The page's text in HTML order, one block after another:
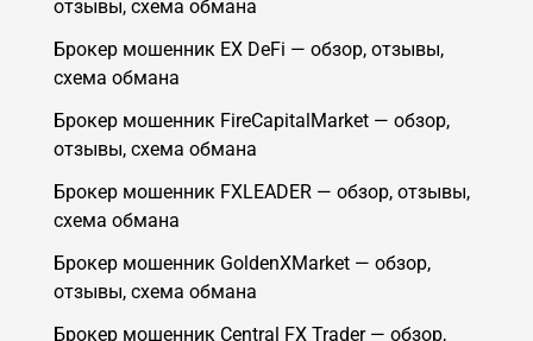
отзывы, схема обмана
Брокер мошенник EX DeFi — обзор, отзывы,
схема обмана
Брокер мошенник FireCapitalMarket — обзор,
отзывы, схема обмана
Брокер мошенник FXLEADER — обзор, отзывы,
схема обмана
Брокер мошенник GoldenXMarket — обзор,
отзывы, схема обмана
Брокер мошенник Central FX Trader — обзор,